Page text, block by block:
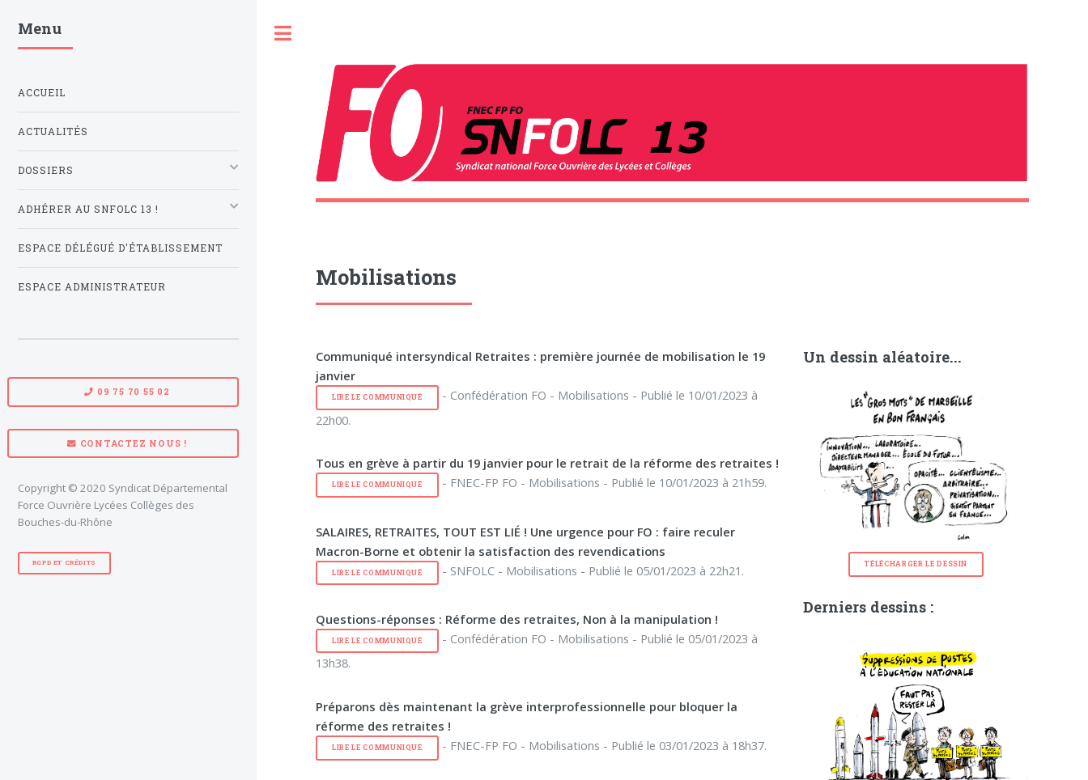
Mobilisations
Communiqué intersyndical Retraites : première journée de mobilisation le 19
janvier
LIRE LE COMMUNIQUÉ
- Confédération FO - Mobilisations - Publié le 10/01/2023 à
22h00.
Tous en grève à partir du 19 janvier pour le retrait de la réforme des retraites !
LIRE LE COMMUNIQUÉ - FNEC-FP FO - Mobilisations - Publié le 10/01/2023 à 21h59.
SALAIRES, RETRAITES, TOUT EST LIÉ ! Une urgence pour FO : faire reculer
Macron-Borne et obtenir la satisfaction des revendications
LIRE LE COMMUNIQUÉ - SNFOLC - Mobilisations - Publié le 05/01/2023 à 22h21.
Questions-réponses : Réforme des retraites, Non à la manipulation !
LIRE LE COMMUNIQUÉ
- Confédération FO - Mobilisations - Publié le 05/01/2023 à
13h38.
Préparons dès maintenant la grève interprofessionnelle pour bloquer la
réforme des retraites !
LIRE LE COMMUNIQUÉ - FNEC-FP FO - Mobilisations - Publié le 03/01/2023 à 18h37.
Un dessin aléatoire...
TÉLÉCHARGER LE DESSIN
Derniers dessins :
Menu
ACCUEIL
ACTUALITÉS
DOSSIERS
ADHÉRER AU SNFOLC 13 !
ESPACE DÉLÉGUÉ D'ÉTABLISSEMENT
ESPACE ADMINISTRATEUR
09 75 70 55 02
CONTACTEZ NOUS !
Copyright © 2020 Syndicat Départemental
Force Ouvrière Lycées Collèges des
Bouches-du-Rhône
RGPD ET CRÉDITS